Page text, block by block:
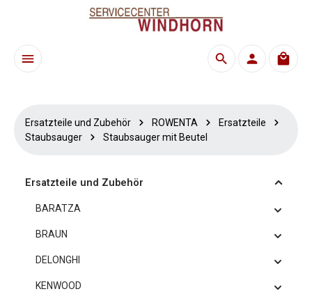
Zum Hauptinhalt springen
Ersatzteile und Zubehör ROWENTA
Ersatzteile
Staubsauger
Staubsauger mit Beutel
Ersatzteile und Zubehör
BARATZA
BRAUN
DELONGHI
KENWOOD